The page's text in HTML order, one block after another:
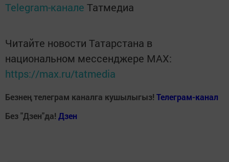
Telegram-канале Татмедиа
Читайте новости Татарстана в
национальном мессенджере MАХ:
https://max.ru/tatmedia
Безнең телеграм каналга кушылыгыз! Телеграм-канал
Без "Дзен"да! Дзен